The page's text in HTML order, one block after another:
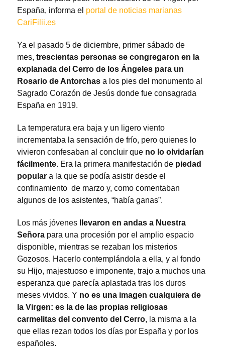
España, informa el portal de noticias marianas
CariFilii.es
Ya el pasado 5 de diciembre, primer sábado de
mes, trescientas personas se congregaron en la
explanada del Cerro de los Ángeles para un
Rosario de Antorchas a los pies del monumento al
Sagrado Corazón de Jesús donde fue consagrada
España en 1919.
La temperatura era baja y un ligero viento
incrementaba la sensación de frío, pero quienes lo
vivieron confesaban al concluir que no lo olvidarían
fácilmente. Era la primera manifestación de piedad
popular a la que se podía asistir desde el
confinamiento de marzo y, como comentaban
algunos de los asistentes, “había ganas”.
Los más jóvenes llevaron en andas a Nuestra
Señora para una procesión por el amplio espacio
disponible, mientras se rezaban los misterios
Gozosos. Hacerlo contemplándola a ella, y al fondo
su Hijo, majestuoso e imponente, trajo a muchos una
esperanza que parecía aplastada tras los duros
meses vividos. Y no es una imagen cualquiera de
la Virgen: es la de las propias religiosas
carmelitas del convento del Cerro, la misma a la
que ellas rezan todos los días por España y por los
españoles.